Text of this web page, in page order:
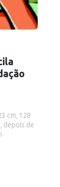
cm, 128
depois de